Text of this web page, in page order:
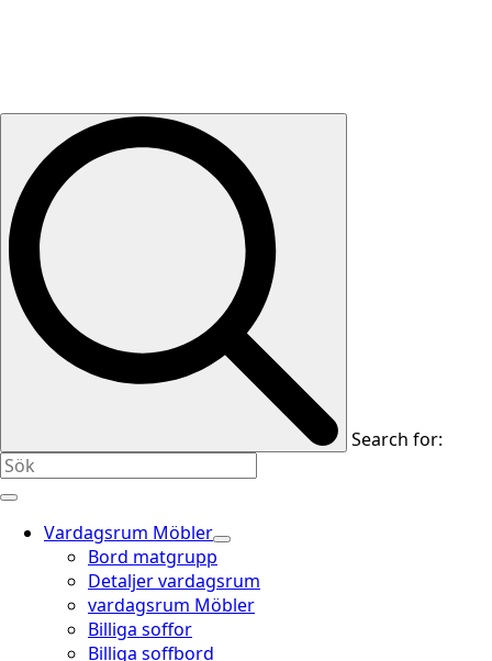
Search for:
Vardagsrum Möbler
Bord matgrupp
Detaljer vardagsrum
vardagsrum Möbler
Billiga soffor
Billiga soffbord